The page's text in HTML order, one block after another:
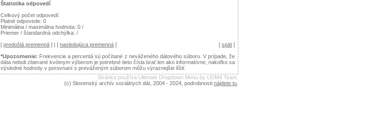
Štatistika odpovedí
Celkový počet odpovedí:
Platné odpovede: 0
Minimálna / maximálna hodnota: 0 /
Priemer / štandardná odchýlka: /
[ predošlá premenná ] | [ nasledujúca premenná ] [ spät ]
*Upozornenie: Frekvencie a percentá sú počítané z neváženého dátového súboru. V prípade, že
dáta neboli zbierané kvótnym výberom je potrebné tieto čísla brať len ako informatívne, nakoľko sa
výsledné hodnoty v porovnaní s preváženým súborom môžu výraznejšie líšiť.
Stránka používa Ultimate Dropdown Menu by UDM4 Team.
(c) Slovenský archív sociálnych dát, 2004 - 2024, podrobnosti nájdete tu